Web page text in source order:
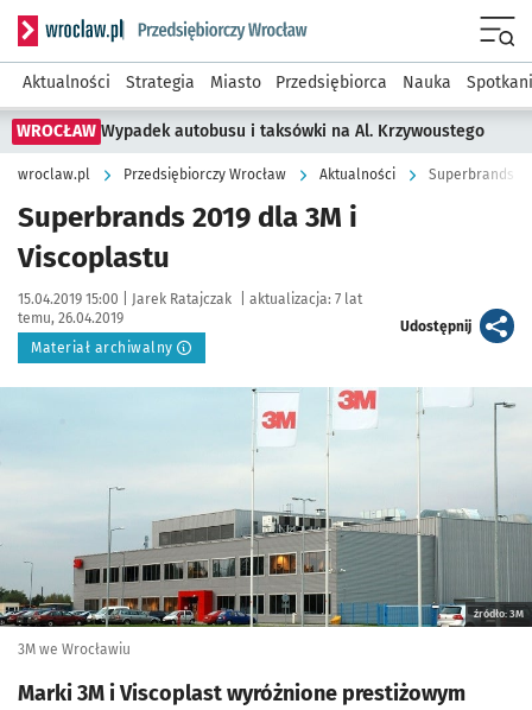
Serwis informacyjny wroclaw.pl podserwis: Strategia
Aktualności Strategia Miasto Przedsiębiorca Nauka
WROCŁAW Wypadek autobusu i taksówki na Al. Krzywoustego
wroclaw.pl Przedsiębiorczy Wrocław Aktualności Superbrands
Superbrands 2019 dla 3M i
Viscoplastu
Data publikacji:
15.04.2019 15:00 | Autor:
Jarek Ratajczak aktualizacja: 7 lat
temu, 26.04.2019
Materiał archiwalny
Udostępnijartykuł
źródło: 3M
3M we Wrocławiu
Marki 3M i Viscoplast wyróżnione prestiżowym